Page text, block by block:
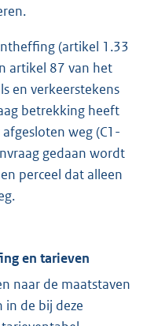
(artikel 1.33
artikel 87 van het
en verkeerstekens
betrekking heeft
weg (C1-
gedaan wordt
perceel dat alleen
en tarieven
naar de maatstaven
in de bij deze